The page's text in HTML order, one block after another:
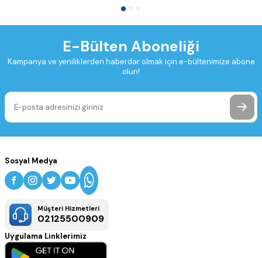
E-Bülten Aboneliği
Kampanya ve yeniliklerden haberdar olmak için e-bültenimize abone
olun!
Sosyal Medya
Müşteri Hizmetleri
02125500909
Uygulama Linklerimiz